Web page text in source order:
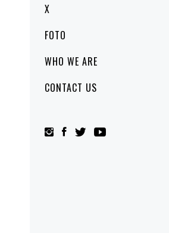
X
FOTO
WHO WE ARE
CONTACT US